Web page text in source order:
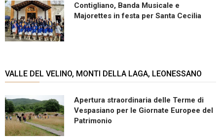
Contigliano, Banda Musicale e
Majorettes in festa per Santa Cecilia
VALLE DEL VELINO, MONTI DELLA LAGA, LEONESSANO
Apertura straordinaria delle Terme di
Vespasiano per le Giornate Europee del
Patrimonio